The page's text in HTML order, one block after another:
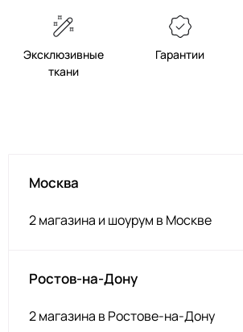
Эксклюзивные
ткани
Гарантии
Москва
2 магазина и шоурум в Москве
Ростов-на-Дону
2 магазина в Ростове-на-Дону